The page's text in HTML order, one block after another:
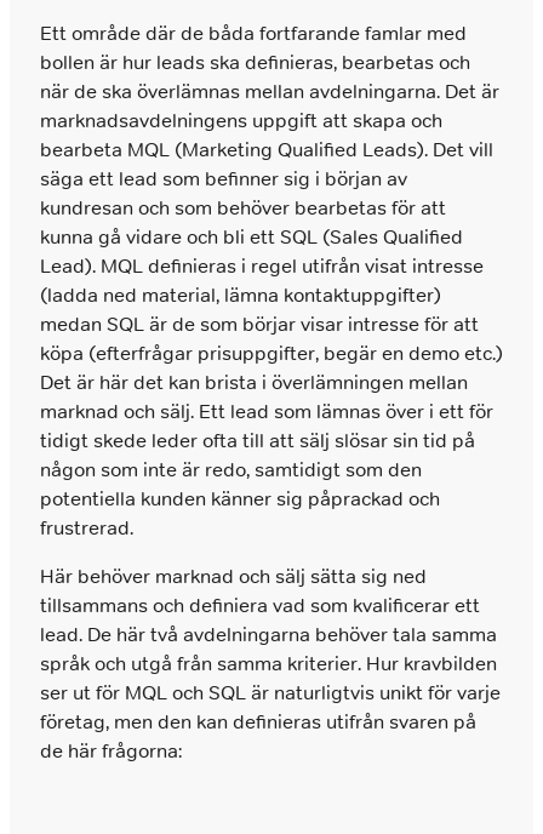
Ett område där de båda fortfarande famlar med
bollen är hur leads ska definieras, bearbetas och
när de ska överlämnas mellan avdelningarna. Det är
marknadsavdelningens uppgift att skapa och
bearbeta MQL (Marketing Qualified Leads). Det vill
säga ett lead som befinner sig i början av
kundresan och som behöver bearbetas för att
kunna gå vidare och bli ett SQL (Sales Qualified
Lead). MQL definieras i regel utifrån visat intresse
(ladda ned material, lämna kontaktuppgifter)
medan SQL är de som börjar visar intresse för att
köpa (efterfrågar prisuppgifter, begär en demo etc.)
Det är här det kan brista i överlämningen mellan
marknad och sälj. Ett lead som lämnas över i ett för
tidigt skede leder ofta till att sälj slösar sin tid på
någon som inte är redo, samtidigt som den
potentiella kunden känner sig påprackad och
frustrerad.
Här behöver marknad och sälj sätta sig ned
tillsammans och definiera vad som kvalificerar ett
lead. De här två avdelningarna behöver tala samma
språk och utgå från samma kriterier. Hur kravbilden
ser ut för MQL och SQL är naturligtvis unikt för varje
företag, men den kan definieras utifrån svaren på
de här frågorna: